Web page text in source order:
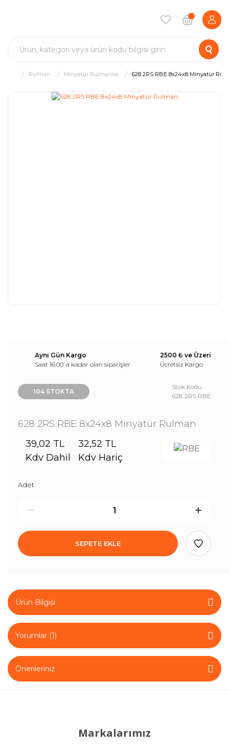
Rulman Minyatür Rulmanlar 628 2RS RBE 8x24x8 Minyatür
Aynı Gün Kargo
Saat 16:00’ a kadar olan siparişler
2500 ₺ ve Üzeri
Ücretsiz Kargo
104 STOKTA
Stok Kodu
628 2RS RBE
628 2RS RBE 8x24x8 Minyatür Rulman
39,02 TL
Kdv Dahil
32,52 TL
Kdv Hariç
Adet
SEPETE EKLE
Ürün Bilgisi
Yorumlar (1)
Önerileriniz
Markalarımız